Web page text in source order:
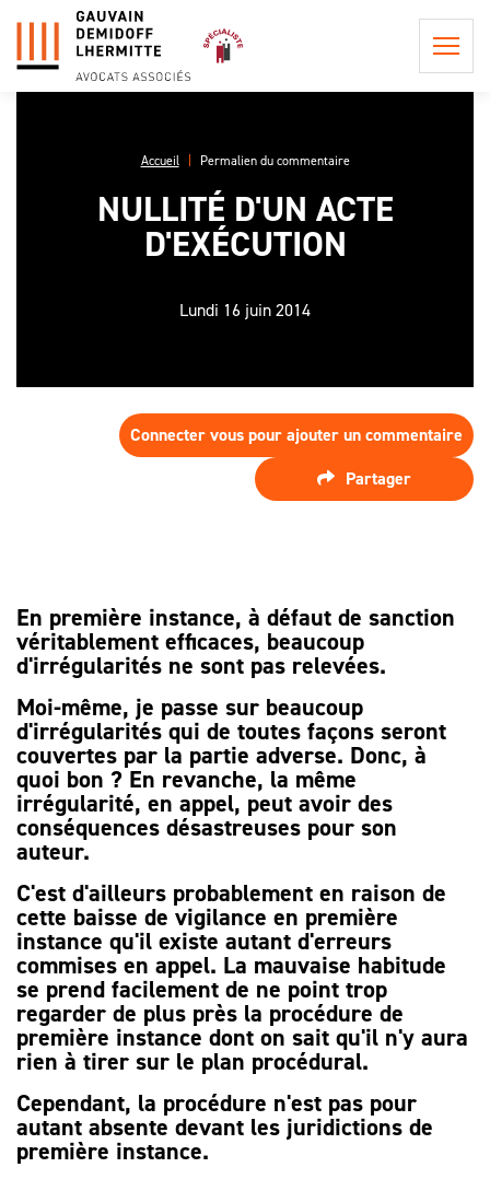
Accueil Permalien du commentaire
NULLITÉ D'UN ACTE
D'EXÉCUTION
Lundi 16 juin 2014
Connecter vous pour ajouter un commentaire
Partager
En première instance, à défaut de sanction
véritablement efficaces, beaucoup
d'irrégularités ne sont pas relevées.
Moi-même, je passe sur beaucoup
d'irrégularités qui de toutes façons seront
couvertes par la partie adverse. Donc, à
quoi bon ? En revanche, la même
irrégularité, en appel, peut avoir des
conséquences désastreuses pour son
auteur.
C'est d'ailleurs probablement en raison de
cette baisse de vigilance en première
instance qu'il existe autant d'erreurs
commises en appel. La mauvaise habitude
se prend facilement de ne point trop
regarder de plus près la procédure de
première instance dont on sait qu'il n'y aura
rien à tirer sur le plan procédural.
Cependant, la procédure n'est pas pour
autant absente devant les juridictions de
première instance.
CIVILE
ASSISTANCE ET
POSTULATION ET DE
REPRÉSENTATION
PROCÉDURE
D'APPEL